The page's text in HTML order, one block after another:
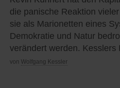
die panische Reaktion
sie als Marionetten eines
Demokratie und Natur
verändert werden. Kesslers
von Wolfgang Kessler